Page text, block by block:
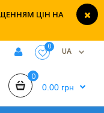
ЦІН НА
0 UA
0
0.00 грн